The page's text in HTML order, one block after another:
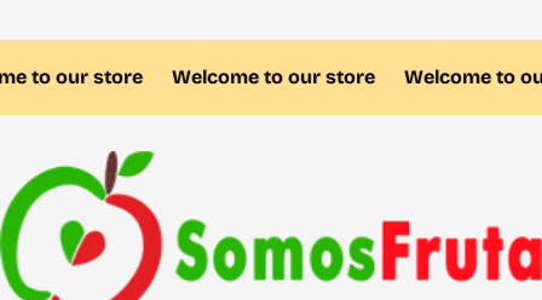
to our store Welcome to our store Welcome to